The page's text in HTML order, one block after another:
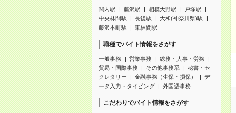
関内駅 藤沢駅 相模大野駅
戸塚駅
中央林間駅
長後駅
大和(神奈川県)駅
藤沢本町駅
東林間駅
職種でバイト情報をさがす
一般事務 営業事務
総務・人事・労務
貿易・国際事務
その他事務系
秘書・セ
クレタリー
金融事務（生保・損保）
デ
ータ入力・タイピング
外国語事務
こだわりでバイト情報をさがす